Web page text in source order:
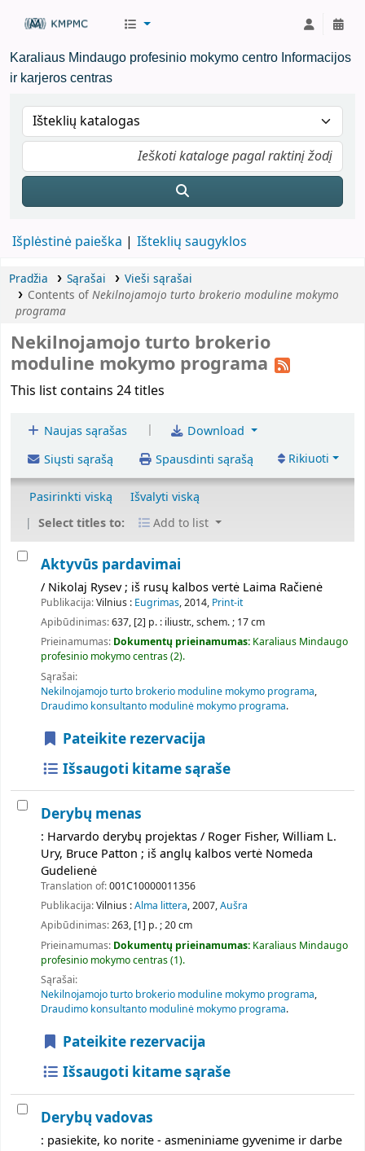
Karaliaus Mindaugo profesinio mokymo centro Informacijos
ir karjeros centras
Išplėstinė paieška Išteklių saugyklos
Pradžia Sąrašai
Vieši sąrašai
Contents of Nekilnojamojo turto brokerio moduline mokymo
programa
Nekilnojamojo turto brokerio
moduline mokymo programa
This list contains 24 titles
Naujas sąrašas |
Download
Siųsti sąrašą
Spausdinti sąrašą Rikiuoti
Pasirinkti viską
Išvalyti viską
Select titles to:
Add to list
Aktyvūs pardavimai
/ Nikolaj Rysev ; iš rusų kalbos vertė Laima Račienė
Publikacija:Vilnius : Eugrimas, 2014, Print-it
Apibūdinimas:637, [2] p. : iliustr., schem. ; 17 cm
Prieinamumas: Dokumentų prieinamumas: Karaliaus Mindaugo
profesinio mokymo centras(2).
Sąrašai:
Nekilnojamojo turto brokerio moduline mokymo programa,
Draudimo konsultanto modulinė mokymo programa.
Pateikite rezervacija
Išsaugoti kitame sąraše
Derybų menas
: Harvardo derybų projektas / Roger Fisher, William L.
Ury, Bruce Patton ; iš anglų kalbos vertė Nomeda
Gudelienė
Translation of:001C10000011356
Publikacija:Vilnius :Alma littera, 2007,Aušra
Apibūdinimas:263, [1] p. ; 20 cm
Prieinamumas: Dokumentų prieinamumas: Karaliaus Mindaugo
profesinio mokymo centras(1).
Sąrašai:
Nekilnojamojo turto brokerio moduline mokymo programa,
Draudimo konsultanto modulinė mokymo programa.
Pateikite rezervacija
Išsaugoti kitame sąraše
Derybų vadovas
: pasiekite, ko norite - asmeniniame gyvenime ir darbe